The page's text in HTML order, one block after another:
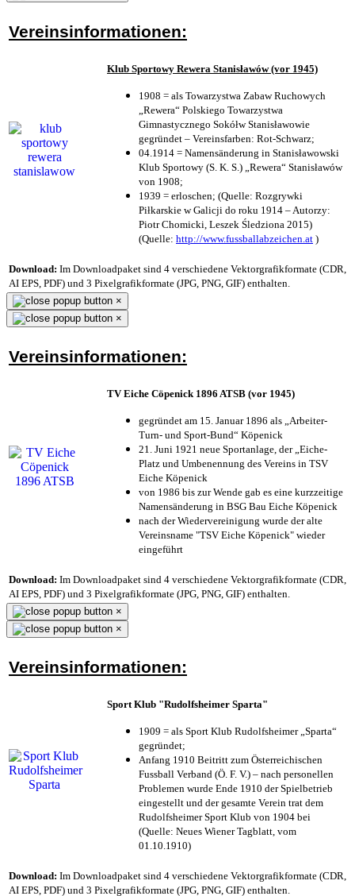
Vereinsinformationen:
Klub Sportowy Rewera Stanisławów (vor 1945)
1908 = als Towarzystwa Zabaw Ruchowych
„Rewera“ Polskiego Towarzystwa
Gimnastycznego Sokółw Stanisławowie
gegründet – Vereinsfarben: Rot-Schwarz;
04.1914 = Namensänderung in Stanisławowski
Klub Sportowy (S. K. S.) „Rewera“ Stanisławów
von 1908;
1939 = erloschen; (Quelle: Rozgrywki
Piłkarskie w Galicji do roku 1914 – Autorzy:
Piotr Chomicki, Leszek Śledziona 2015)
(Quelle: http://www.fussballabzeichen.at )
Download: Im Downloadpaket sind 4 verschiedene Vektorgrafikformate (CDR,
AI EPS, PDF) und 3 Pixelgrafikformate (JPG, PNG, GIF) enthalten.
×
×
Vereinsinformationen:
TV Eiche Cöpenick 1896 ATSB (vor 1945)
gegründet am 15. Januar 1896 als „Arbeiter-
Turn- und Sport-Bund“ Köpenick
21. Juni 1921 neue Sportanlage, der „Eiche-
Platz und Umbenennung des Vereins in TSV
Eiche Köpenick
von 1986 bis zur Wende gab es eine kurzzeitige
Namensänderung in BSG Bau Eiche Köpenick
nach der Wiedervereinigung wurde der alte
Vereinsname "TSV Eiche Köpenick" wieder
eingeführt
Download: Im Downloadpaket sind 4 verschiedene Vektorgrafikformate (CDR,
AI EPS, PDF) und 3 Pixelgrafikformate (JPG, PNG, GIF) enthalten.
×
×
Vereinsinformationen:
Sport Klub "Rudolfsheimer Sparta"
1909 = als Sport Klub Rudolfsheimer „Sparta“
gegründet;
Anfang 1910 Beitritt zum Österreichischen
Fussball Verband (Ö. F. V.) – nach personellen
Problemen wurde Ende 1910 der Spielbetrieb
eingestellt und der gesamte Verein trat dem
Rudolfsheimer Sport Klub von 1904 bei
(Quelle: Neues Wiener Tagblatt, vom
01.10.1910)
Download: Im Downloadpaket sind 4 verschiedene Vektorgrafikformate (CDR,
AI EPS, PDF) und 3 Pixelgrafikformate (JPG, PNG, GIF) enthalten.